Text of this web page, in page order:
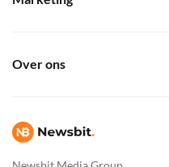
Over ons